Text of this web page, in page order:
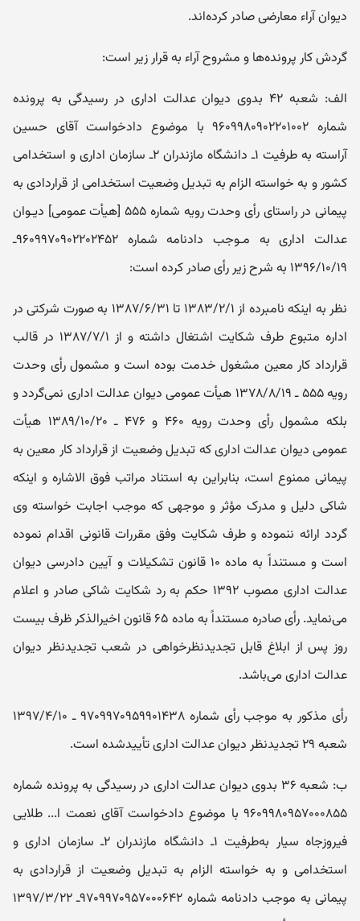
دیوان آراء معارضی صادر کرده‌اند.
گردش کار پرونده‌ها و مشروح آراء به قرار زیر است:
الف: شعبه ۴۲ بدوی دیوان عدالت اداری در رسیدگی به پرونده
شماره ۹۶۰۹۹۸۰۹۰۲۲۰۱۰۰۲ با موضوع دادخواست آقای حسین
آراسته به طرفیت ۱ـ دانشگاه مازندران ۲ـ سازمان اداری و استخدامی
کشور و به خواسته الزام به تبدیل وضعیت استخدامی از قراردادی به
پیمانی در راستای رأی وحدت رویه شماره ۵۵۵ [هیأت عمومی] دیـوان
عدالت اداری به مـوجب دادنامه شماره ۹۶۰۹۹۷۰۹۰۲۲۰۲۴۵۲ـ
۱۳۹۶/۱۰/۱۹ به شرح زیر رأی صادر کرده است:
نظر به اینکه نامبرده از ۱۳۸۳/۲/۱ تا ۱۳۸۷/۶/۳۱ به صورت شرکتی در
اداره متبوع طرف شکایت اشتغال داشته و از ۱۳۸۷/۷/۱ در قالب
قرارداد کار معین مشغول خدمت بوده است و مشمول رأی وحدت
رویه ۵۵۵ ـ ۱۳۷۸/۸/۱۹ هیأت عمومی دیوان عدالت اداری نمی‌گردد و
بلکه مشمول رأی وحدت رویه ۴۶۰ و ۴۷۶ ـ ۱۳۸۹/۱۰/۲۰ هیأت
عمومی دیوان عدالت اداری که تبدیل وضعیت از قرارداد کار معین به
پیمانی ممنوع است، بنابراین به استناد مراتب فوق الاشاره و اینکه
شاکی دلیل و مدرک مؤثر و موجهی که موجب اجابت خواسته وی
گردد ارائه ننموده و طرف شکایت وفق مقررات قانونی اقدام نموده
است و مستنداً به ماده ۱۰ قانون تشکیلات و آیین دادرسی دیوان
عدالت اداری مصوب ۱۳۹۲ حکم به رد شکایت شاکی صادر و اعلام
می‌نماید. رأی صادره مستنداً به ماده ۶۵ قانون اخیرالذکر ظرف بیست
روز پس از ابلاغ قابل تجدیدنظرخواهی در شعب تجدیدنظر دیوان
عدالت اداری می‌باشد.
رأی مذکور به موجب رأی شماره ۹۷۰۹۹۷۰۹۵۹۹۰۱۴۳۸ ـ ۱۳۹۷/۴/۱۰
شعبه ۲۹ تجدیدنظر دیوان عدالت اداری تأیید‌شده است.
ب: شعبه ۳۶ بدوی دیوان عدالت اداری در رسیدگی به پرونده شماره
۹۶۰۹۹۸۰۹۵۷۰۰۰۸۵۵ با موضوع دادخواست آقای نعمت ا... طلایی
فیروزجاه سیار به‌طرفیت ۱ـ دانشگاه مازندران ۲ـ سازمان اداری و
استخدامی و به خواسته الزام به تبدیل وضعیت از قراردادی به
پیمانی به موجب دادنامه شماره ۹۷۰۹۹۷۰۹۵۷۰۰۰۶۴۲ـ ۱۳۹۷/۳/۲۲